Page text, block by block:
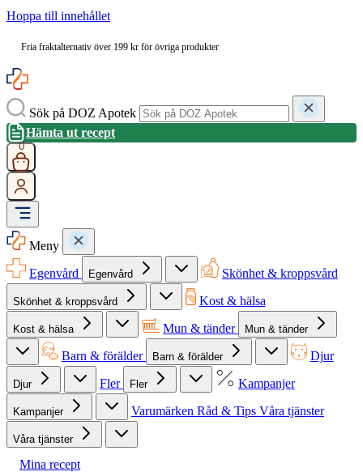
Hoppa till innehållet
Fria fraktalternativ över 199 kr för övriga produkter
Sök på DOZ Apotek
Hämta ut recept
0
Meny
Egenvård
Egenvård Skönhet & kroppsvård
Skönhet & kroppsvård Kost & hälsa
Kost & hälsa Mun & tänder Mun & tänder
Barn & förälder Barn & förälder Djur
Djur Fler Fler Kampanjer
Kampanjer Varumärken Råd & Tips Våra tjänster
Våra tjänster
Mina recept